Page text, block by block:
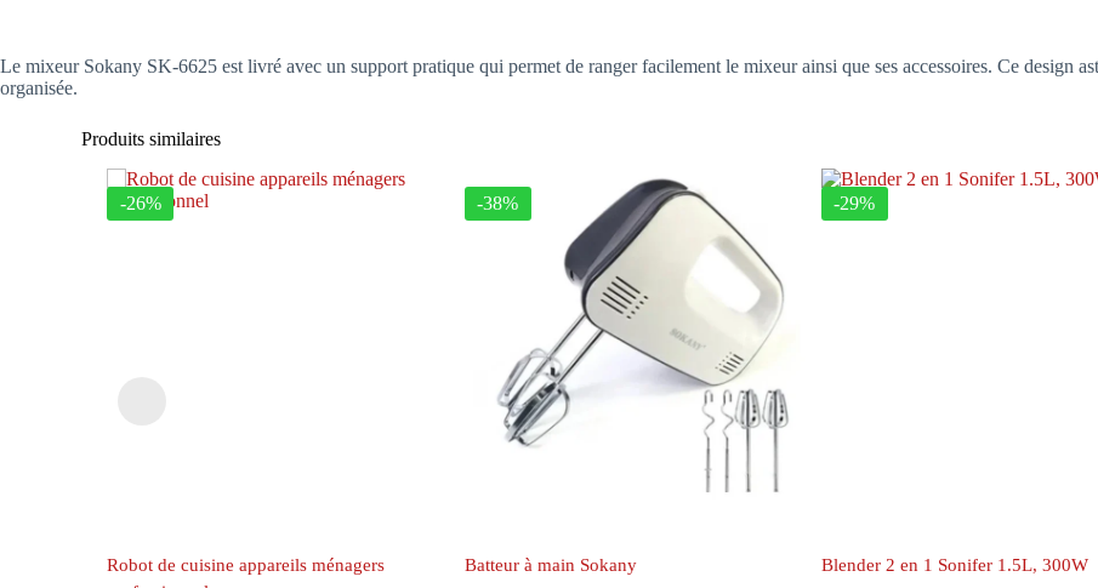
Le mixeur Sokany SK-6625 est livré avec un support pratique qui permet de ranger facilement le mixeur ainsi que ses accessoires. Ce design
organisée.
Produits similaires
-26%
Robot de cuisine appareils ménagers
-38%
Batteur à main Sokany
-29%
Blender 2 en 1 Sonifer 1.5L, 300W